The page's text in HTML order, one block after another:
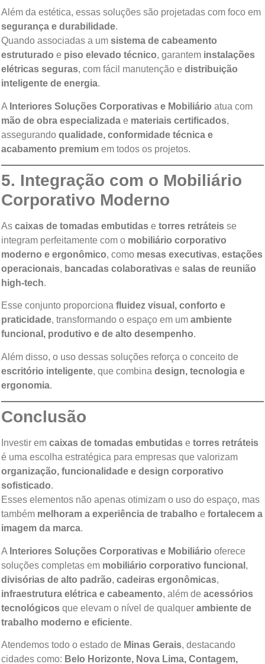
Além da estética, essas soluções são projetadas com foco em
segurança e durabilidade.
Quando associadas a um sistema de cabeamento
estruturado e piso elevado técnico, garantem instalações
elétricas seguras, com fácil manutenção e distribuição
inteligente de energia.
A Interiores Soluções Corporativas e Mobiliário atua com
mão de obra especializada e materiais certificados,
assegurando qualidade, conformidade técnica e
acabamento premium em todos os projetos.
5. Integração com o Mobiliário
Corporativo Moderno
As caixas de tomadas embutidas e torres retráteis se
integram perfeitamente com o mobiliário corporativo
moderno e ergonômico, como mesas executivas, estações
operacionais, bancadas colaborativas e salas de reunião
high-tech.
Esse conjunto proporciona fluidez visual, conforto e
praticidade, transformando o espaço em um ambiente
funcional, produtivo e de alto desempenho.
Além disso, o uso dessas soluções reforça o conceito de
escritório inteligente, que combina design, tecnologia e
ergonomia.
Conclusão
Investir em caixas de tomadas embutidas e torres retráteis
é uma escolha estratégica para empresas que valorizam
organização, funcionalidade e design corporativo
sofisticado.
Esses elementos não apenas otimizam o uso do espaço, mas
também melhoram a experiência de trabalho e fortalecem a
imagem da marca.
A Interiores Soluções Corporativas e Mobiliário oferece
soluções completas em mobiliário corporativo funcional ,
divisórias de alto padrão, cadeiras ergonômicas,
infraestrutura elétrica e cabeamento, além de acessórios
tecnológicos que elevam o nível de qualquer ambiente de
trabalho moderno e eficiente.
Atendemos todo o estado de Minas Gerais, destacando
cidades como: Belo Horizonte, Nova Lima, Contagem,